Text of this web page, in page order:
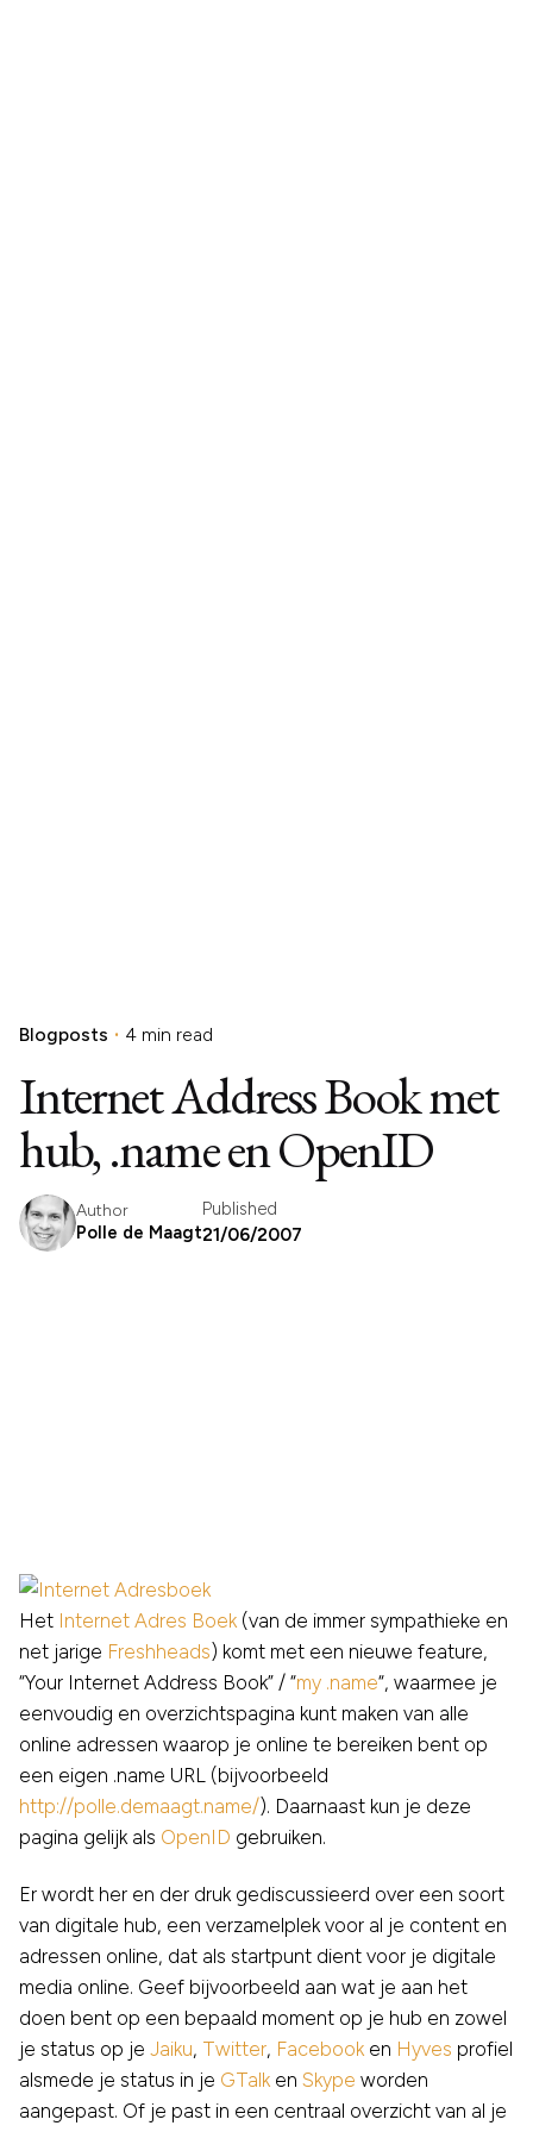
Blogposts 4 min read
Internet Address Book met
hub, .name en OpenID
Author
Polle de Maagt
Published
21/06/2007
Het Internet Adres Boek(van de immer sympathieke en
net jarige Freshheads) komt met een nieuwe feature,
“Your Internet Address Book” / “my .name“, waarmee je
eenvoudig en overzichtspagina kunt maken van alle
online adressen waarop je online te bereiken bent op
een eigen .name URL (bijvoorbeeld
http://polle.demaagt.name/). Daarnaast kun je deze
pagina gelijk als OpenID gebruiken.
Er wordt her en der druk gediscussieerd over een soort
van digitale hub, een verzamelplek voor al je content en
adressen online, dat als startpunt dient voor je digitale
media online. Geef bijvoorbeeld aan wat je aan het
doen bent op een bepaald moment op je hub en zowel
je status op je Jaiku, Twitter, Facebooken Hyves profiel
alsmede je status in je GTalken Skype worden
aangepast. Of je past in een centraal overzicht van al je